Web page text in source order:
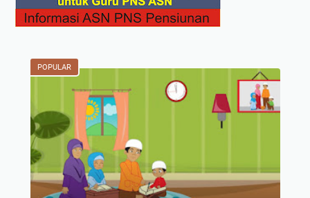
POPULAR